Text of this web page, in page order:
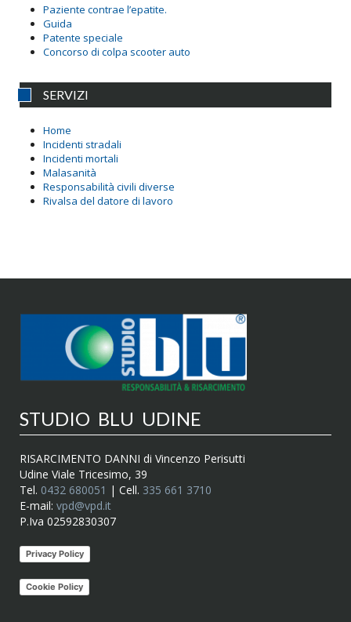
Paziente contrae l’epatite.
Guida
Patente speciale
Concorso di colpa scooter auto
SERVIZI
Home
Incidenti stradali
Incidenti mortali
Malasanità
Responsabilità civili diverse
Rivalsa del datore di lavoro
STUDIO BLU UDINE
RISARCIMENTO DANNI di Vincenzo Perisutti
Udine Viale Tricesimo, 39
Tel. 0432 680051 | Cell. 335 661 3710
E-mail: vpd@vpd.it
P.Iva 02592830307
Privacy Policy
Cookie Policy